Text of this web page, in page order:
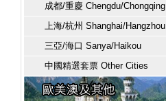
成都/重慶 Chengdu/Chongqing
上海/杭州 Shanghai/Hangzhou
三亞/海口 Sanya/Haikou
中國精選套票 Other Cities